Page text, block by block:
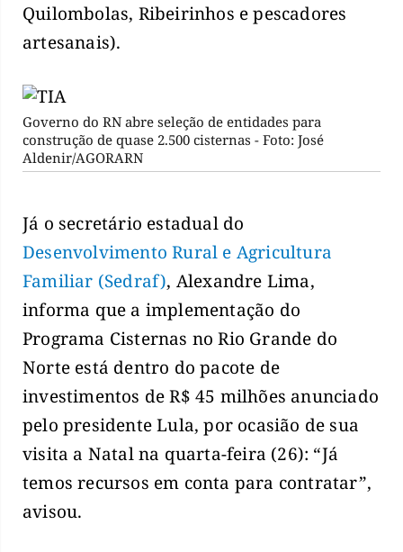
Quilombolas, Ribeirinhos e pescadores
artesanais).
Governo do RN abre seleção de entidades para
construção de quase 2.500 cisternas - Foto: José
Aldenir/AGORARN
Já o secretário estadual do
Desenvolvimento Rural e Agricultura
Familiar (Sedraf), Alexandre Lima,
informa que a implementação do
Programa Cisternas no Rio Grande do
Norte está dentro do pacote de
investimentos de R$ 45 milhões anunciado
pelo presidente Lula, por ocasião de sua
visita a Natal na quarta-feira (26): “Já
temos recursos em conta para contratar”,
avisou.